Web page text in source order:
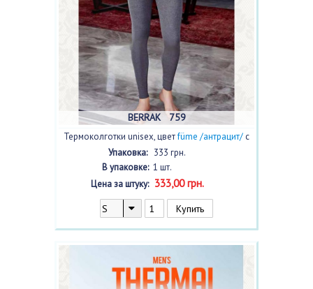
BERRAK 759
Термоколготки unisex, цветfüme /антрацит/ с
фото
Упаковка: 333 грн.
В упаковке:1 шт.
Цена за штуку:333,00 грн.